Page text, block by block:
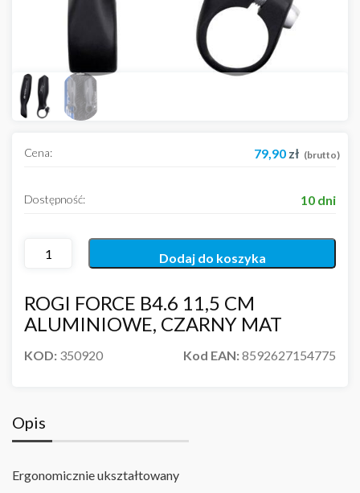
ROGI FORCE B4.6 11,5 CM
ALUMINIOWE, CZARNY MAT
KOD: 350920 Kod EAN:8592627154775
Cena: 79,90 zł (brutto)
Dostępność: 10 dni
Dodaj do koszyka
Opis
Ergonomicznie ukształtowany